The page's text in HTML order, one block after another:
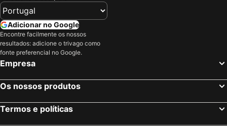
Hotéis em Serra da Estrela
Hotéis em Costa do Sol
Hotéis em Tenerife
Hotéis em São Miguel
Adicionar no Google
Encontre facilmente os nossos
resultados: adicione o trivago como
fonte preferencial no Google.
Empresa
Os nossos produtos
Termos e políticas